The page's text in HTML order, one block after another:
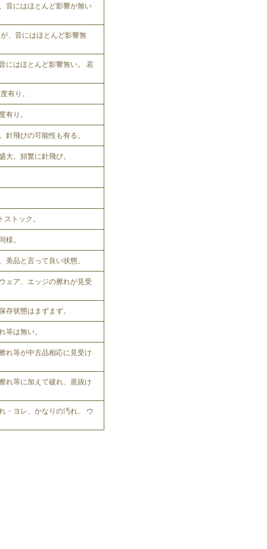
音にはほとんど影響が無い
、音にはほとんど影響無
にはほとんど影響無い。 若
有り。
有り。
針飛びの可能性も有る。
大。頻繁に針飛び。
トック。
様。
美品と言って良い状態。
ェア、エッジの擦れが見受
存状態はまずまず。
等は無い。
れ等が中古品相応に見受け
れ等に加えて破れ、底抜け
・ヨレ、かなりの汚れ、 ウ